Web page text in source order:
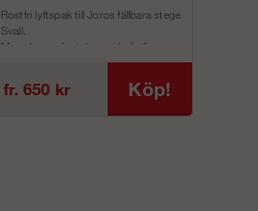
Rostfri lyftspak till Joros fällbara stege
Svall.
Man skruvar fast denna i befintliga
fr. 650 kr Köp!